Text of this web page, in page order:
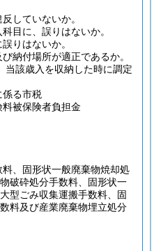
していないか。
目に、誤りはないか。
りはないか。
納付場所が適正であるか。
当該歳入を収納した時に調定
係る市税
被保険者負担金
、固形状一般廃棄物焼却処
破砕処分手数料、固形状一
型ごみ収集運搬手数料、固
料及び産業廃棄物埋立処分